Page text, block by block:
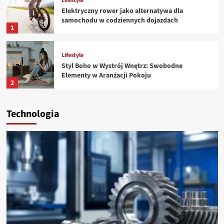
1
Elektryczny rower jako alternatywa dla
samochodu w codziennych dojazdach
2
Lifestyle
Styl Boho w Wystrój Wnętrz: Swobodne
Elementy w Aranżacji Pokoju
3
cynamonem
4
Fitness na co dzień: Jak utrzymać aktywny tryb
życia w zatłoczonym świecie?
Lifestyle
Technologia